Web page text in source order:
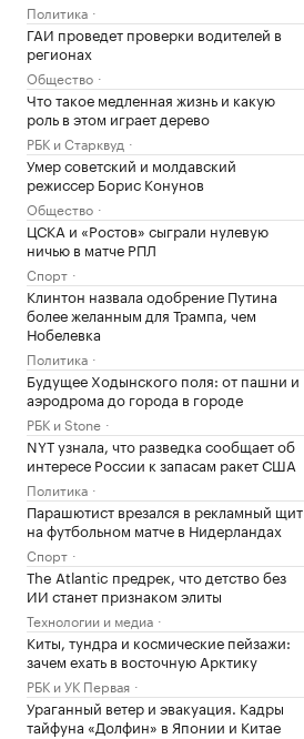
Политика
ГАИ проведет проверки водителей в
регионах
Общество
Что такое медленная жизнь и какую
роль в этом играет дерево
РБК и Старквуд
Умер советский и молдавский
режиссер Борис Конунов
Общество
ЦСКА и «Ростов» сыграли нулевую
ничью в матче РПЛ
Спорт
Клинтон назвала одобрение Путина
более желанным для Трампа, чем
Нобелевка
Политика
Будущее Ходынского поля: от пашни и
аэродрома до города в городе
РБК и Stone
NYT узнала, что разведка сообщает об
интересе России к запасам ракет США
Политика
Парашютист врезался в рекламный щит
на футбольном матче в Нидерландах
Спорт
The Atlantic предрек, что детство без
ИИ станет признаком элиты
Технологии и медиа
Киты, тундра и космические пейзажи:
зачем ехать в восточную Арктику
РБК и УК Первая
Ураганный ветер и эвакуация. Кадры
тайфуна «Долфин» в Японии и Китае